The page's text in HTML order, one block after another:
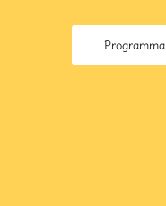
Programma